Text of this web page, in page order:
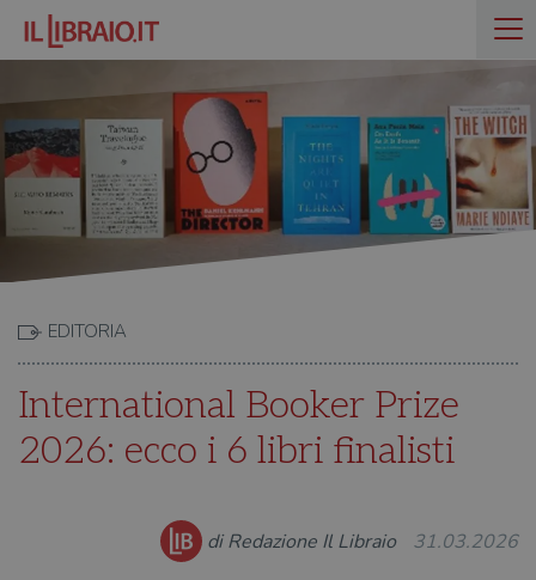
EDITORIA
International Booker Prize
2026: ecco i 6 libri finalisti
di Redazione Il Libraio 31.03.2026